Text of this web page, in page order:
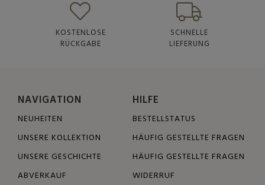
KOSTENLOSE
RÜCKGABE
SCHNELLE
LIEFERUNG
NAVIGATION
NEUHEITEN
UNSERE KOLLEKTION
UNSERE GESCHICHTE
ABVERKAUF
HILFE
BESTELLSTATUS
HÄUFIG GESTELLTE FRAGEN
HÄUFIG GESTELLTE FRAGEN
WIDERRUF